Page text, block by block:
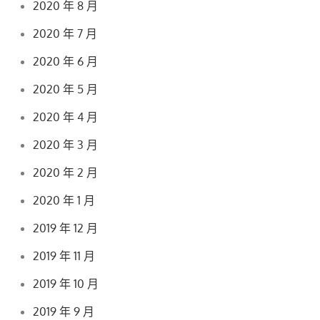
2020 年 8 月
2020 年 7 月
2020 年 6 月
2020 年 5 月
2020 年 4 月
2020 年 3 月
2020 年 2 月
2020 年 1 月
2019 年 12 月
2019 年 11 月
2019 年 10 月
2019 年 9 月